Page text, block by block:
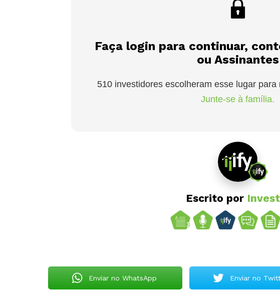
Faça login para continuar,
ou Assinantes
510 investidores escolheram esse lugar
Junte-se à família.
Escrito por
Enviar no WhatsApp Enviar no